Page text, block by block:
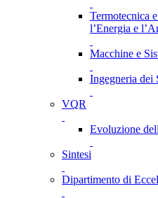
Termotecnica
l’Energia e
Macchine e
Ingegneria dei
VQR
Evoluzione
Sintesi
Dipartimento di